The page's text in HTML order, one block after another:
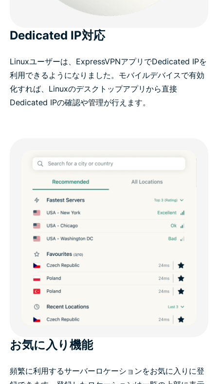
Dedicated IP対応
Linuxユーザーは、ExpressVPNアプリでDedicated IPを
利用できるようになりました。モバイルデバイスで有効
化すれば、Linuxのデスクトップアプリから直接
Dedicated IPの確認や管理が行えます。
お気に入り機能
頻繁に利用するサーバーロケーションをお気に入りに登